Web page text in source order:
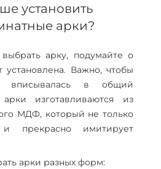
установить
арки?
арку, подумайте о
установлена. Важно, чтобы
вписывалась в общий
изготавливаются из
МДФ, который не только
прекрасно имитирует
арки разных форм: